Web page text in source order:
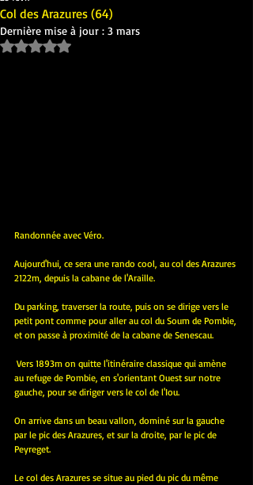
Col des Arazures (64)
Dernière mise à jour : 3 mars
Noté NaN étoiles sur 5.
Randonnée avec Véro.
Aujourd'hui, ce sera une rando cool, au col des Arazures
2122m, depuis la cabane de l'Araille.
Du parking, traverser la route, puis on se dirige vers le
petit pont comme pour aller au col du Soum de Pombie,
et on passe à proximité de la cabane de Senescau.
au refuge de Pombie, en s'orientant Ouest sur notre
gauche, pour se diriger vers le col de l'Iou.
On arrive dans un beau vallon, dominé sur la gauche
par le pic des Arazures, et sur la droite, par le pic de
Peyreget.
Le col des Arazures se situe au pied du pic du même